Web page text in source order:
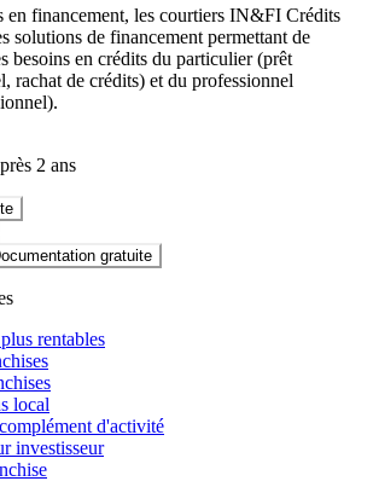
en financement, les courtiers IN&FI Crédits
solutions de financement permettant de
besoins en crédits du particulier (prêt
rachat de crédits) et du professionnel
2 ans
gratuite
rentables
local
d'activité
investisseur